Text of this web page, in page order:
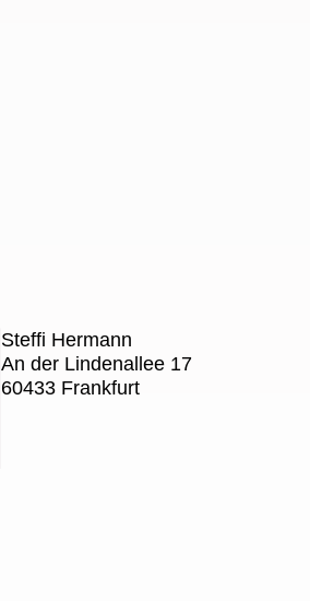
Steffi Hermann
An der Lindenallee 17
60433 Frankfurt